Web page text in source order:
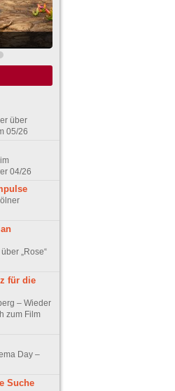
über
05/26
04/26
„Rose“
für die
– Wieder
zum Film
Day –
Suche